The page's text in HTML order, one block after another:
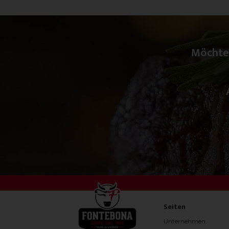
Seiten
Unternehmen